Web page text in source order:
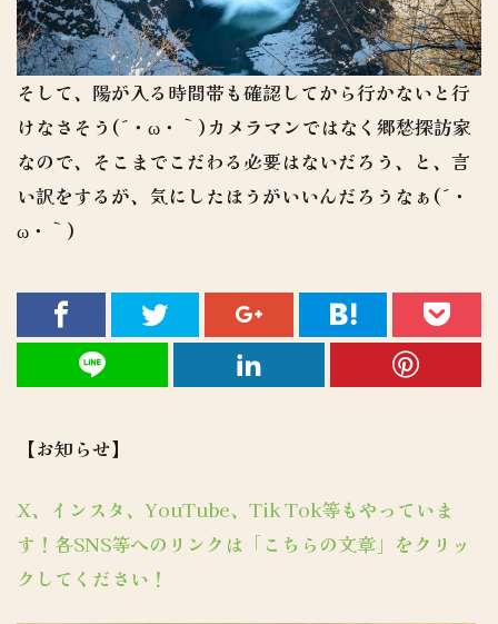
そして、陽が入る時間帯も確認してから行かないと行
けなさそう(´・ω・｀)カメラマンではなく郷愁探訪家
なので、そこまでこだわる必要はないだろう、と、言
い訳をするが、気にしたほうがいいんだろうなぁ(´・
ω・｀)
【お知らせ】
X、インスタ、YouTube、Tik Tok等もやっていま
す！各SNS等へのリンクは「こちらの文章」をクリッ
クしてください！